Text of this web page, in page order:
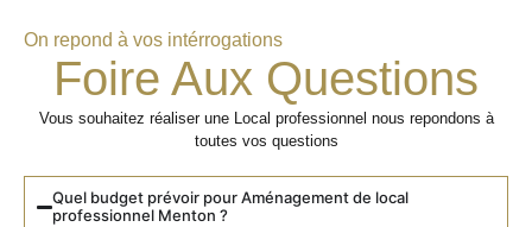
On repond à vos intérrogations
Foire Aux Questions
Vous souhaitez réaliser une Local professionnel nous repondons à
toutes vos questions
Quel budget prévoir pour Aménagement de local
professionnel Menton ?